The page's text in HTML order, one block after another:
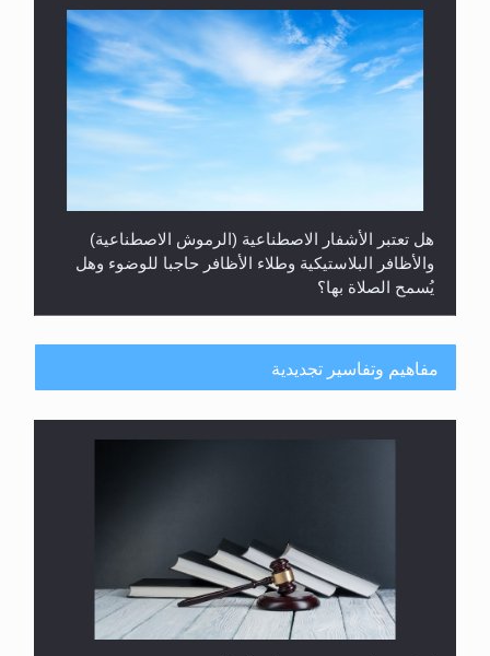
هل تعتبر الأشفار الاصطناعية (الرموش الاصطناعية)
والأظافر البلاستيكية وطلاء الأظافر حاجبا للوضوء وهل
يُسمح الصلاة بها؟
هل يُحسب حول الزكاة وفق السنة الميلادية أو الهجرية؟
مفاهيم وتفاسير تجديدية